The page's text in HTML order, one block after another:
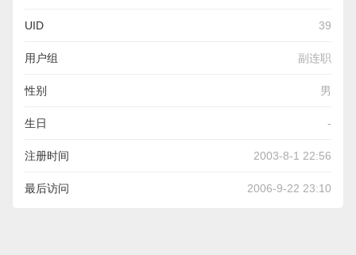
UID 39
用户组 副连职
性别 男
生日 -
注册时间 2003-8-1 22:56
最后访问 2006-9-22 23:10